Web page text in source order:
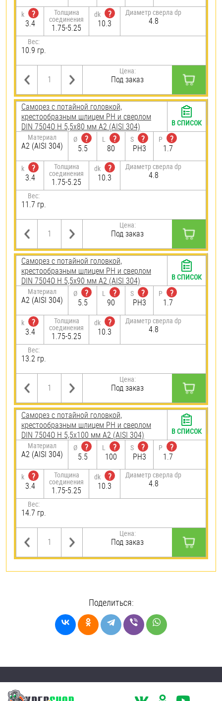
k
?
3.4
Толщина
соединения
1.75-5.25
dk
?
10.3
Диаметр сверла dp
4.8
Вес:
10.9 гр.
Цена:
Под заказ
Саморез с потайной головкой,
крестообразным шлицем PH и сверлом
DIN 7504O H 5,5х80 мм А2 (AISI 304)
Материал
А2 (AISI 304)
Ø
?
5.5
L
?
80
S
?
PH3
P
?
1.7
k
?
3.4
Толщина
соединения
1.75-5.25
dk
?
10.3
Диаметр сверла dp
4.8
Вес:
11.7 гр.
Цена:
Под заказ
В СПИСОК
Саморез с потайной головкой,
крестообразным шлицем PH и сверлом
DIN 7504O H 5,5х90 мм А2 (AISI 304)
Материал
А2 (AISI 304)
Ø
?
5.5
L
?
90
S
?
PH3
P
?
1.7
k
?
3.4
Толщина
соединения
1.75-5.25
dk
?
10.3
Диаметр сверла dp
4.8
Вес:
13.2 гр.
Цена:
Под заказ
В СПИСОК
Саморез с потайной головкой,
крестообразным шлицем PH и сверлом
DIN 7504O H 5,5х100 мм А2 (AISI 304)
Материал
А2 (AISI 304)
Ø
?
5.5
L
?
100
S
?
PH3
P
?
1.7
k
?
3.4
Толщина
соединения
1.75-5.25
dk
?
10.3
Диаметр сверла dp
4.8
Вес:
14.7 гр.
Цена:
Под заказ
В СПИСОК
Поделиться: